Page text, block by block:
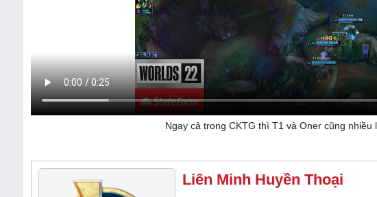
Ngay cả trong CKTG thì T1 và Oner cũng
Liên Minh Huyền Thoại